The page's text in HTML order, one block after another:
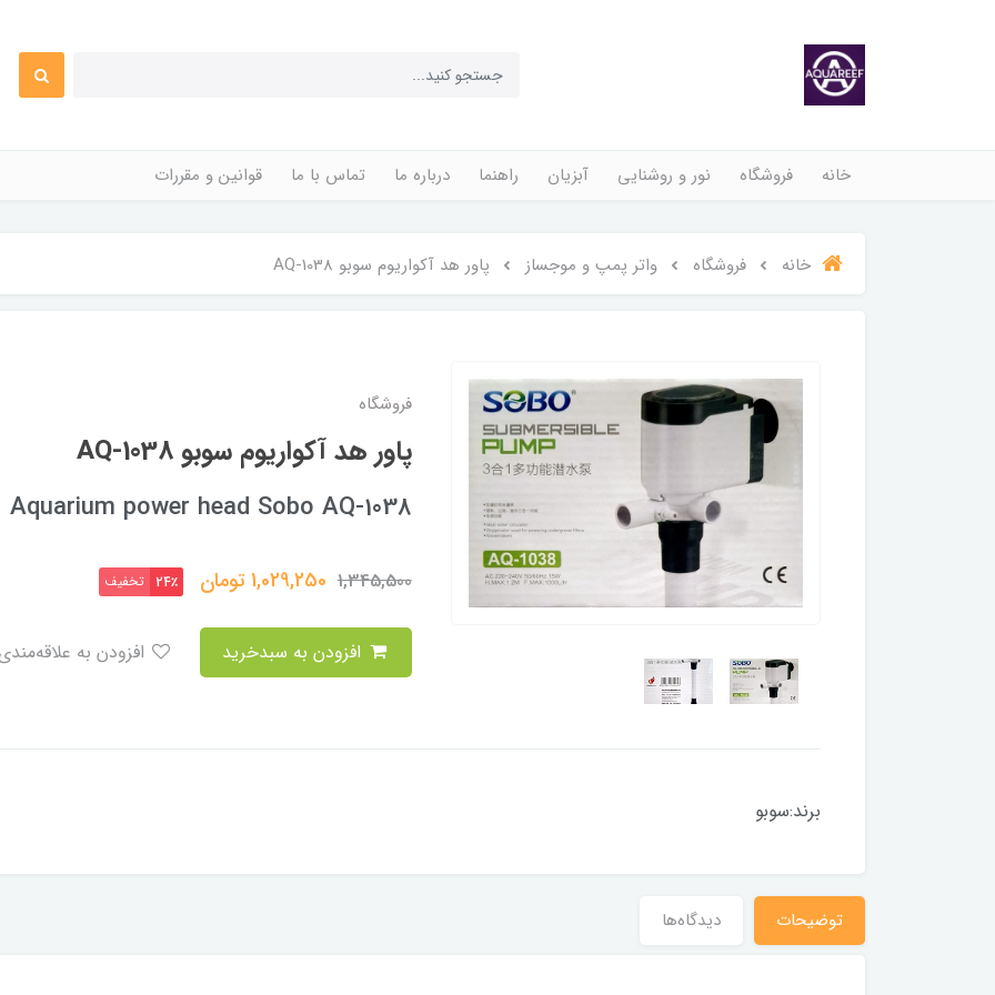
خانه فروشگاه نور و روشنایی آبزیان راهنما درباره ما تماس با ما قوانین و مقررات
خانه فروشگاه واتر پمپ و موجساز پاور هد آکواریوم سوبو AQ-1038
فروشگاه
پاور هد آکواریوم سوبو AQ-1038
Aquarium power head Sobo AQ-1038
1,345,500
1,029,250تومان 24٪ تخفیف
برند:سوبو
توضیحات دیدگاه‌ها